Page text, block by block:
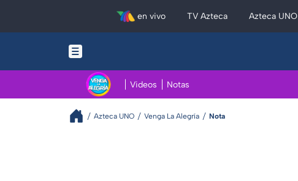
en vivo TV Azteca Azteca UNO
Videos Notas
Azteca UNO Venga La Alegría Nota